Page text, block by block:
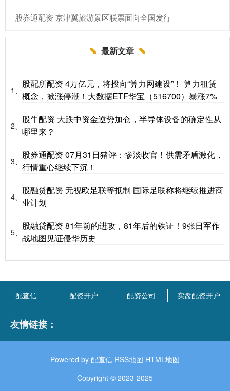
​股券通配资 京津冀旅游景区联票面向全国发行
最新文章
1、
股配所配资 4万亿元，将投向“算力网建设”！ 算力租赁
概念，掀涨停潮！大数据ETF华宝（516700）暴涨7%
2、
股牛配资 大跌中资金逆势加仓，半导体设备的确定性从
哪里来？
3、
股券通配资 07月31日猪评：惨淡收官！供需矛盾激化，
行情重心继续下沉！
4、
股融贷配资 无视欧足联等抵制 国际足联称将继续推进商
业计划
5、
股融贷配资 81年前的进攻，81年后的铁证！9张日军作
战地图见证侵华历史
配查信 配资开户 配资公司 实盘配资开户
友情链接：
Powered by 配查信 RSS地图 HTML地图
Copyright © 2023-2025